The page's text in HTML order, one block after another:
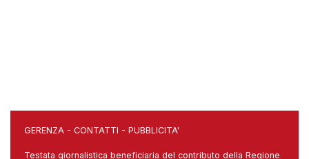
GERENZA - CONTATTI - PUBBLICITA'
Testata giornalistica beneficiaria del contributo della Regione